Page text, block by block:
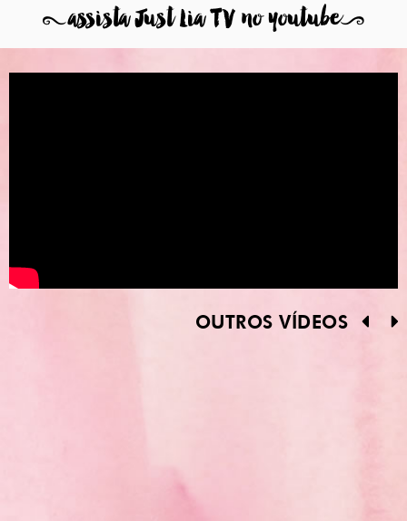
8assista Just Lia TV no youtube9
OUTROS VÍDEOS